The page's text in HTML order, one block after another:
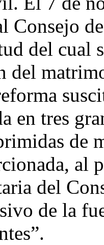
Consejo
del cual
del
en tres
de
al
del
de la